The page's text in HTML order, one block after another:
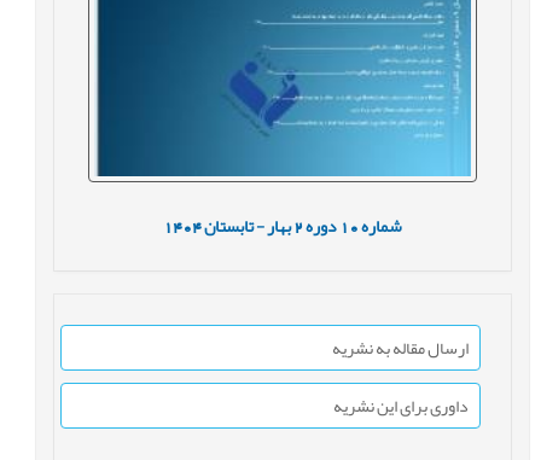
شماره10 دوره2 بهار - تابستان1404
ارسال مقاله به نشریه
داوری برای این نشریه